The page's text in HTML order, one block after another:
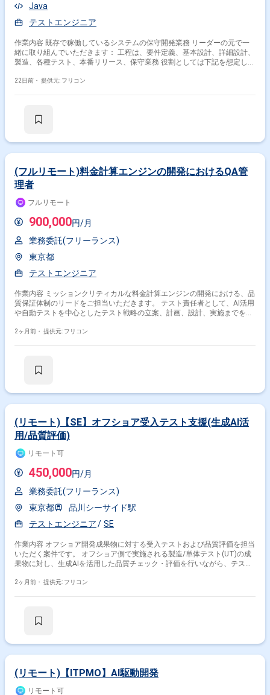
Java
テストエンジニア
作業内容 既存で稼働しているシステムの保守開発業務 リーダーの元で一
緒に取り組んでいただきます： 工程は、要件定義、基本設計、詳細設計、
製造、各種テスト、本番リリース、保守業務 役割としては下記を想定して
レビュー等 ・顧客、各部門との窓口業務 ・品質管理、課題管理、進捗管
22日前・ 提供元: フリコン
(フルリモート)料金計算エンジンの開発におけるQA管
理者
フルリモート
900,000円/月
業務委託(フリーランス)
東京都
テストエンジニア
作業内容 ミッションクリティカルな料金計算エンジンの開発における、品
質保証体制のリードをご担当いただきます。 テスト責任者として、AI活用
や自動テストを中心としたテスト戦略の立案、計画、設計、実施までを統
2ヶ月前・ 提供元: フリコン
(リモート)【SE】オフショア受入テスト支援(生成AI活
用/品質評価)
リモート可
450,000円/月
業務委託(フリーランス)
東京都
品川シーサイド駅
テストエンジニア
SE
作業内容 オフショア開発成果物に対する受入テストおよび品質評価を担当
いただく案件です。 オフショア側で実施される製造/単体テスト(UT)の成
果物に対し、生成AIを活用した品質チェック・評価を行いながら、テスト
発成果物に対する受入テスト ・テスト仕様書の作成 ・テスト実施および
2ヶ月前・ 提供元: フリコン
(リモート)【ITPMO】AI駆動開発
リモート可